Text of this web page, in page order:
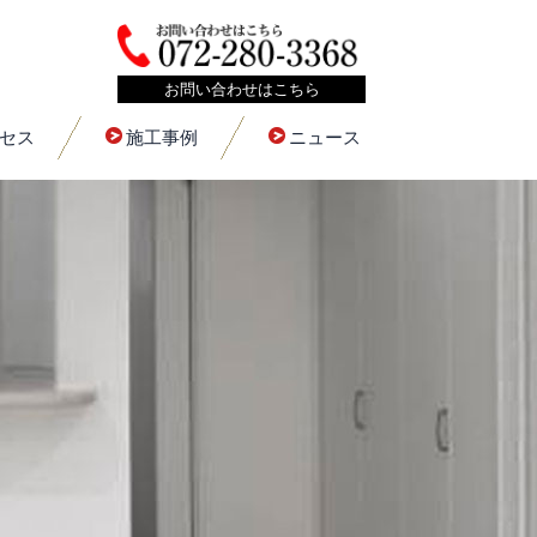
お問い合わせはこちら
ス 施工事例 ニュース